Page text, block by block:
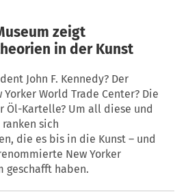
zeigt
in der Kunst
John F. Kennedy? Der
Yorker World Trade Center? Die
Öl-Kartelle? Um all diese und
sich
die es bis in die Kunst – und
New Yorker
geschafft haben.